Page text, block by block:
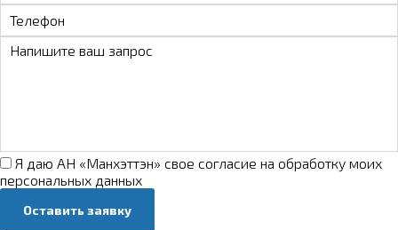
Я даю АН «Манхэттэн» свое согласие на обработку моих
персональных данных
Оставить заявку